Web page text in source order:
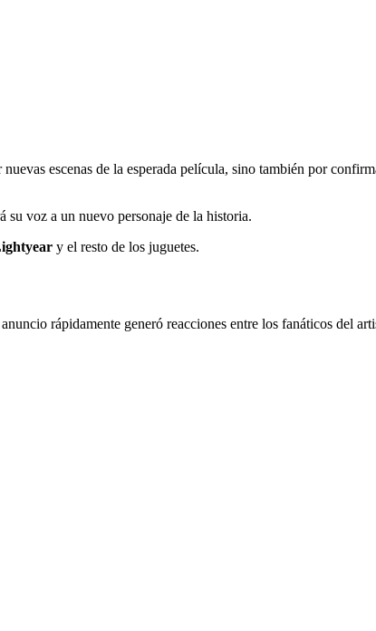
escenas de la esperada película, sino también por
su voz a un nuevo personaje de la historia.
y el resto de los juguetes.
rápidamente generó reacciones entre los fanáticos del